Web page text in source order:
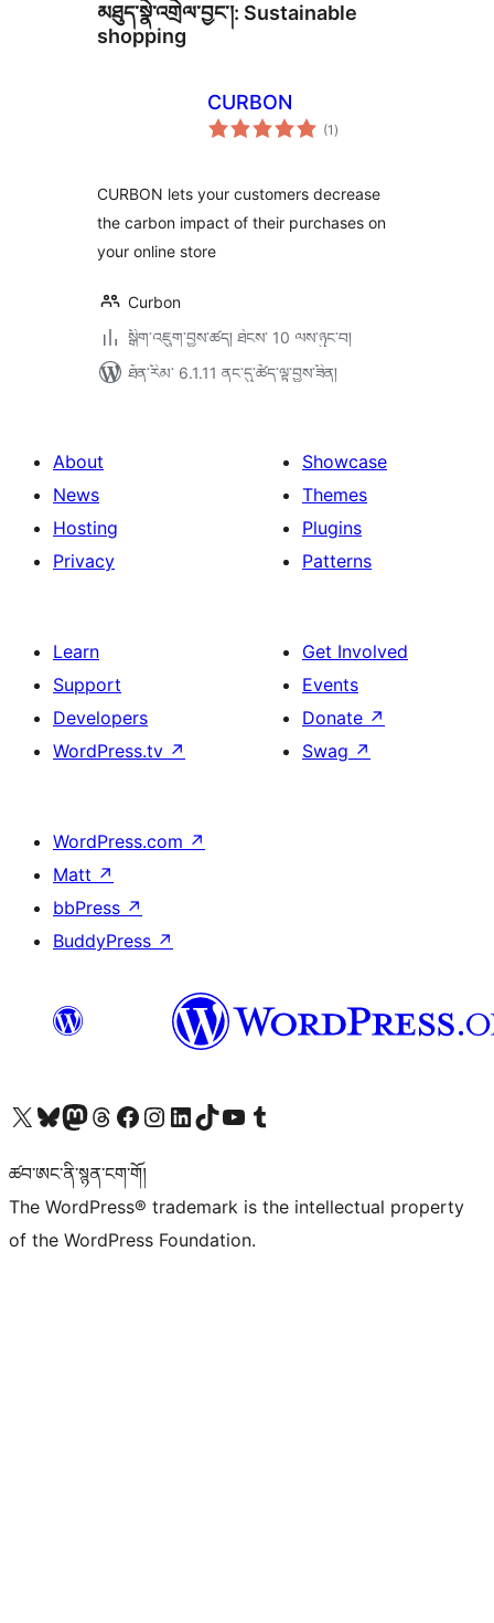
མཐུད་སྣེ་འགྲེལ་བྱང་།: Sustainable
shopping
CURBON
(1 གདེང་
འཇོག་
)
CURBON lets your customers decrease
the carbon impact of their purchases on
your online store
Curbon
སྒྲིག་འཇུག་བྱས་ཚད། ཐེངས་ 10 ལས་ཉུང་བ།
ཐོན་རིམ་ 6.1.11 ནང་དུ་ཚོད་ལྟ་བྱས་ཟིན།
About
News
Hosting
Privacy
Showcase
Themes
Plugins
Patterns
Learn
Support
Developers
WordPress.tv ↗
Get Involved
Events
Donate ↗
Swag ↗
WordPress.com ↗
Matt ↗
bbPress ↗
BuddyPress ↗
Visit our X (formerly Twitter) account
Visit our Bluesky account
Visit our Mastodon account
Visit our Threads account
Visit our Facebook page
Visit our Instagram account
Visit our LinkedIn account
Visit our TikTok account
Visit our YouTube channel
Visit our Tumblr account
ཚབ་ཨང་ནི་སྙན་ངག་གོ།
The WordPress® trademark is the intellectual property
of the WordPress Foundation.